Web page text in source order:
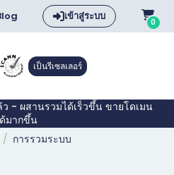
เข้าสู่ระบบ 0
เป็นรีเซลเลอร์
ว - ผสานรวมได้เร็วขึ้น ขายโดเมน
มากขึ้น
การรวมระบบ